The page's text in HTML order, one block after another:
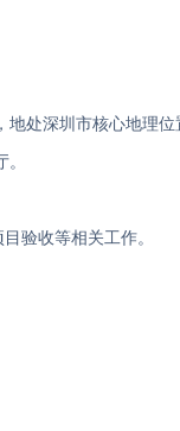
地处深圳市核心地理
验收等相关工作。